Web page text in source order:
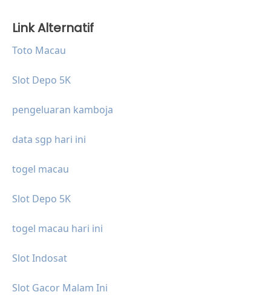
Link Alternatif
Toto Macau
Slot Depo 5K
pengeluaran kamboja
data sgp hari ini
togel macau
Slot Depo 5K
togel macau hari ini
Slot Indosat
Slot Gacor Malam Ini